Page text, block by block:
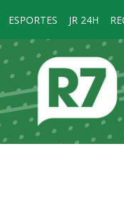
ESPORTES JR 24H